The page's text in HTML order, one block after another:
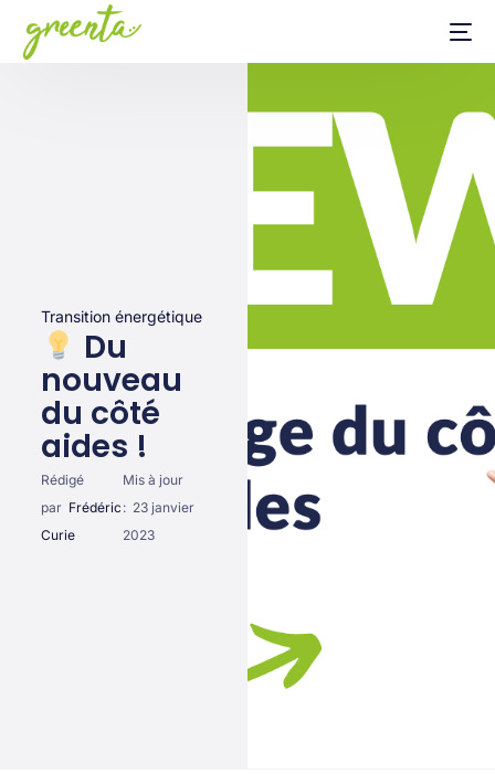
Transition énergétique
Du
nouveau
du côté
aides !
Rédigé
par Frédéric
Curie
Mis à jour
: 23 janvier
2023